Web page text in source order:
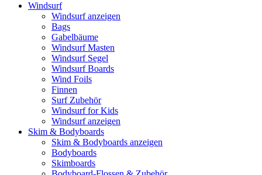
Windsurf
Windsurf anzeigen
Bags
Gabelbäume
Windsurf Masten
Windsurf Segel
Windsurf Boards
Wind Foils
Finnen
Surf Zubehör
Windsurf for Kids
Windsurf anzeigen
Skim & Bodyboards
Skim & Bodyboards anzeigen
Bodyboards
Skimboards